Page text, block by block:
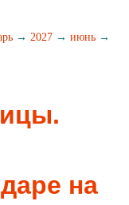
→ 2027 → июнь →
на